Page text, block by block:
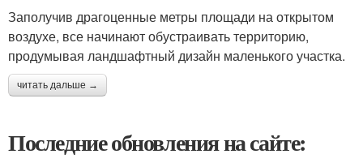
Заполучив драгоценные метры площади на открытом
воздухе, все начинают обустраивать территорию,
продумывая ландшафтный дизайн маленького участка.
читать дальше →
Последние обновления на сайте: